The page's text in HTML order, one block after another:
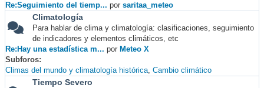
Re:Seguimiento del tiemp... por saritaa_meteo
Climatología
Para hablar de clima y climatología: clasificaciones, seguimiento
de indicadores y elementos climáticos, etc
Re:Hay una estadística m... por Meteo X
Subforos
Climas del mundo y climatología histórica Cambio climático
Tiempo Severo